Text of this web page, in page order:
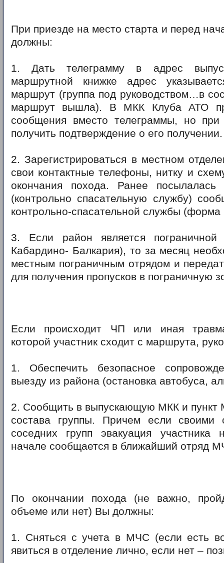
При приезде на место старта и перед
должны:
1. Дать телеграмму в адрес
маршрутной книжке адрес
маршрут (группа под руководством…в
маршрут вышла). В МКК Клуба АТО
сообщения вместо телеграммы, но
получить подтверждение о его получении.
2. Зарегистрироваться в местном
свои контактные телефоны, нитку и
окончания похода. Ранее
(контрольно спасательную службу)
контрольно-спасательной службы (форма
3. Если район является пограничной
Кабардино- Балкария), то за месяц
местным пограничным отрядом и
для получения пропусков в пограничную
Если происходит ЧП или иная
которой участник сходит с маршрута,
1. Обеспечить безопасное
выезду из района (остановка автобуса,
2. Сообщить в выпускающую МКК и пункт
состава группы. Причем если
соседних групп эвакуация
начале сообщается в ближайший отряд
По окончании похода (не важно,
объеме или нет) Вы должны:
1. Сняться с учета в МЧС (если есть
явиться в отделение лично, если нет –